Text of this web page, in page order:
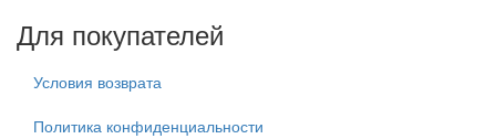
Для покупателей
Условия возврата
Политика конфиденциальности